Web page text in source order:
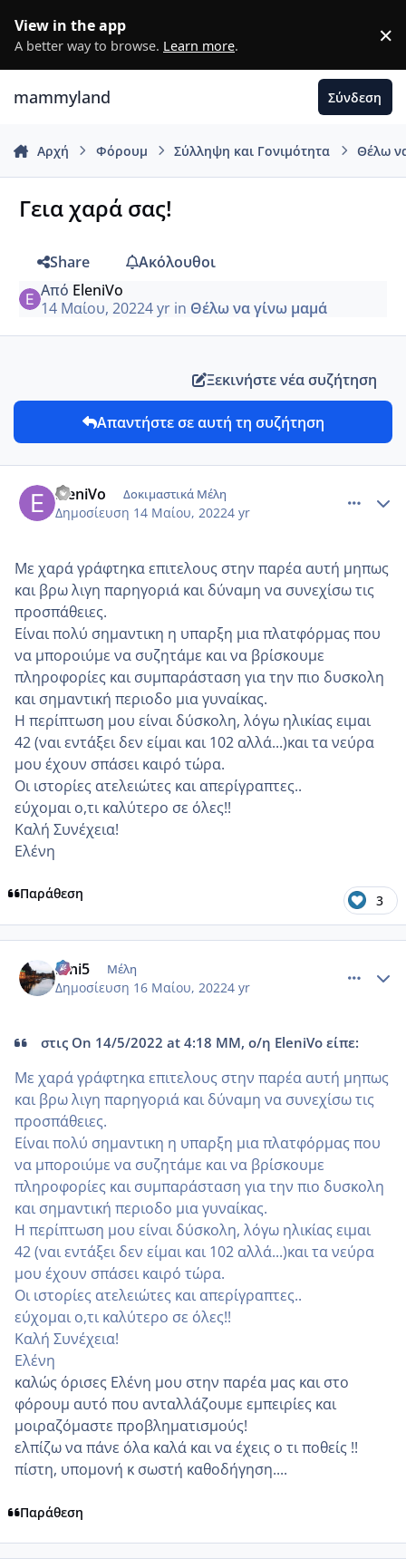
View in the app
A better way to browse. Learn more. ×
mammyland Σύνδεση
Αρχή Φόρουμ Σύλληψη και Γονιμότητα Θέλω
Γεια χαρά σας!
Share
Ακόλουθοι
Από EleniVo
14 Μαίου, 20224 yrin Θέλω να γίνω μαμά
Ξεκινήστε νέα συζήτηση
Απαντήστε σε αυτή τη συζήτηση
EleniVo Δοκιμαστικά Μέλη
Δημοσίευση 14 Μαίου, 20224 yr
Με χαρά γράφτηκα επιτελους στην παρέα αυτή μηπως
και βρω λιγη παρηγοριά και δύναμη να συνεχίσω τις
προσπάθειες.
Είναι πολύ σημαντικη η υπαρξη μια πλατφόρμας που
να μποροιύμε να συζητάμε και να βρίσκουμε
πληροφορίες και συμπαράσταση για την πιο δυσκολη
και σημαντική περιοδο μια γυναίκας.
Η περίπτωση μου είναι δύσκολη, λόγω ηλικίας ειμαι
42 (ναι εντάξει δεν είμαι και 102 αλλά...)και τα νεύρα
μου έχουν σπάσει καιρό τώρα.
Οι ιστορίες ατελειώτες και απερίγραπτες..
εύχομαι ο,τι καλύτερο σε όλες!!
Καλή Συνέχεια!
Ελένη
Παράθεση 3
irini5 Μέλη
Δημοσίευση 16 Μαίου, 20224 yr
στις On 14/5/2022 at 4:18 ΜΜ, ο/η EleniVo είπε:
Με χαρά γράφτηκα επιτελους στην παρέα αυτή μηπως
και βρω λιγη παρηγοριά και δύναμη να συνεχίσω τις
προσπάθειες.
Είναι πολύ σημαντικη η υπαρξη μια πλατφόρμας που
να μποροιύμε να συζητάμε και να βρίσκουμε
πληροφορίες και συμπαράσταση για την πιο δυσκολη
και σημαντική περιοδο μια γυναίκας.
Η περίπτωση μου είναι δύσκολη, λόγω ηλικίας ειμαι
42 (ναι εντάξει δεν είμαι και 102 αλλά...)και τα νεύρα
μου έχουν σπάσει καιρό τώρα.
Οι ιστορίες ατελειώτες και απερίγραπτες..
εύχομαι ο,τι καλύτερο σε όλες!!
Καλή Συνέχεια!
Ελένη
καλώς όρισες Ελένη μου στην παρέα μας και στο
φόρουμ αυτό που ανταλλάζουμε εμπειρίες και
μοιραζόμαστε προβληματισμούς!
ελπίζω να πάνε όλα καλά και να έχεις ο τι ποθείς !!
πίστη, υπομονή κ σωστή καθοδήγηση....
Παράθεση